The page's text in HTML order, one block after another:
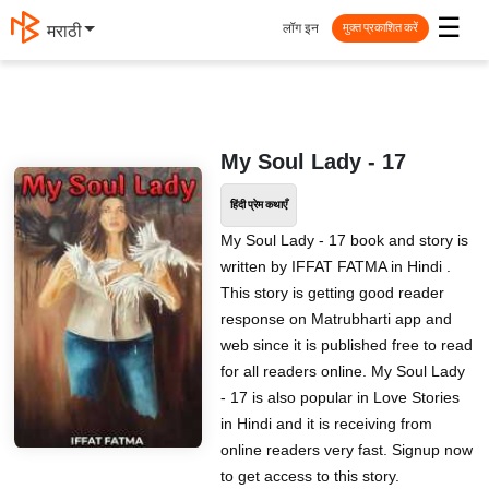
मराठी ☰
लॉग इन मुक्त प्रकाशित करें
My Soul Lady - 17
हिंदी प्रेम कथाएँ
My Soul Lady - 17 book and story is
written by IFFAT FATMA in Hindi .
This story is getting good reader
response on Matrubharti app and
web since it is published free to read
for all readers online. My Soul Lady
- 17 is also popular in Love Stories
in Hindi and it is receiving from
online readers very fast. Signup now
to get access to this story.